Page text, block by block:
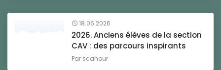
18.06.2026
2026. Anciens élèves de la section
CAV : des parcours inspirants
Par scahour